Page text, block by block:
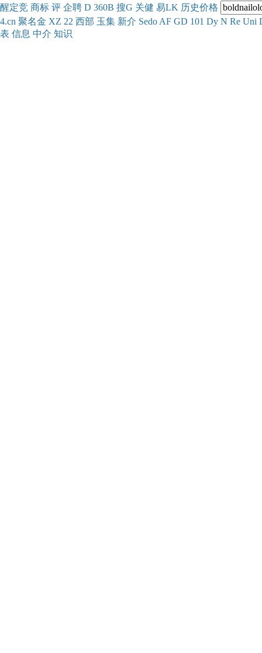
醒定竞 商标 评 企聘 D 360B 搜G 关健 易LK 历史价格
4.cn 聚名金 XZ 22 西部 玉集 新介 Sedo AF GD 101 Dy N Re Uni
表 信息 中介 知识